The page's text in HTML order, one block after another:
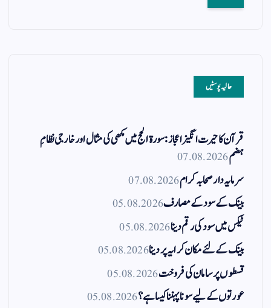
حالیہ پوسٹیں
قرآن کا حیرت انگیز اعجاز: سورۃ الحج میں مکھی کی مثال اور خارجی نظامِ
ہضم07.08.2026
سرمایہ دار صحابہ کرام07.08.2026
بینک کے سود کے مصارف05.08.2026
ٹیکس میں سود کی رقم دینا05.08.2026
بینک کے لئے مکان کرایہ پر دینا05.08.2026
قسطوں پر سامان کی فروخت05.08.2026
عورتوں کے لیے سونا پہننا کیسا ہے؟05.08.2026